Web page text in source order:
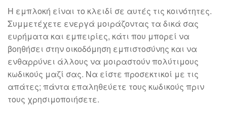
Η εμπλοκή είναι το κλειδί σε αυτές τις κοινότητες.
Συμμετέχετε ενεργά μοιράζοντας τα δικά σας
ευρήματα και εμπειρίες, κάτι που μπορεί να
βοηθήσει στην οικοδόμηση εμπιστοσύνης και να
ενθαρρύνει άλλους να μοιραστούν πολύτιμους
κωδικούς μαζί σας. Να είστε προσεκτικοί με τις
απάτες; πάντα επαληθεύετε τους κωδικούς πριν
τους χρησιμοποιήσετε.